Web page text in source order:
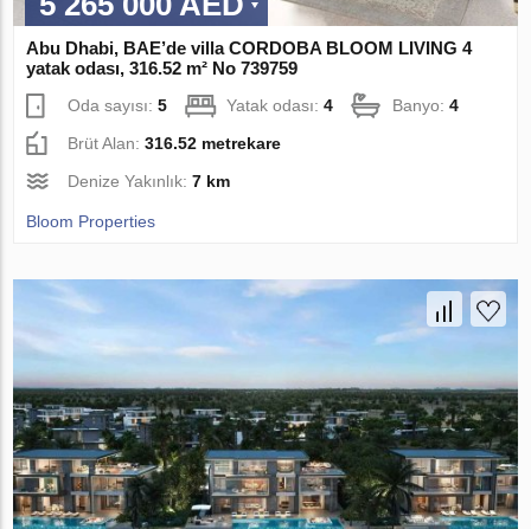
Abu Dhabi, BAE’de villa CORDOBA BLOOM LIVING 4
yatak odası, 316.52 m² No 739759
Oda sayısı:5 Yatak odası:4 Banyo:4
Brüt Alan:316.52 metrekare
Denize Yakınlık:7 km
Bloom Properties